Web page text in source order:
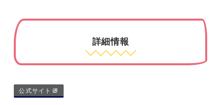
詳細情報
公式サイト